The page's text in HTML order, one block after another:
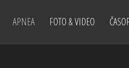
APNEA FOTO & VIDEO